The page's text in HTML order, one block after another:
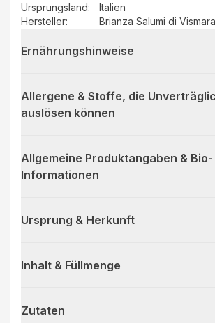
Ursprungsland:
Italien
Hersteller: Brianza Salumi di
Ernährungshinweise
Allergene & Stoffe, die
auslösen können
Allgemeine Produktangaben & Bio-
Informationen
Ursprung & Herkunft
Inhalt & Füllmenge
Zutaten